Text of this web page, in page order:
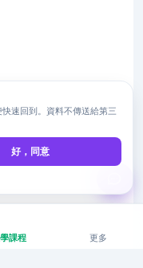
課程 更多
速回到。資料不傳送給第三
好，同意